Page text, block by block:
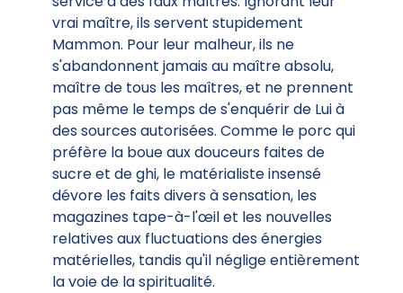
vrai maître, ils servent stupidement
Mammon. Pour leur malheur, ils ne
s'abandonnent jamais au maître absolu,
maître de tous les maîtres, et ne prennent
pas même le temps de s'enquérir de Lui à
des sources autorisées. Comme le porc qui
préfère la boue aux douceurs faites de
sucre et de ghi, le matérialiste insensé
dévore les faits divers à sensation, les
magazines tape-à-l'œil et les nouvelles
relatives aux fluctuations des énergies
matérielles, tandis qu'il néglige entièrement
la voie de la spiritualité.